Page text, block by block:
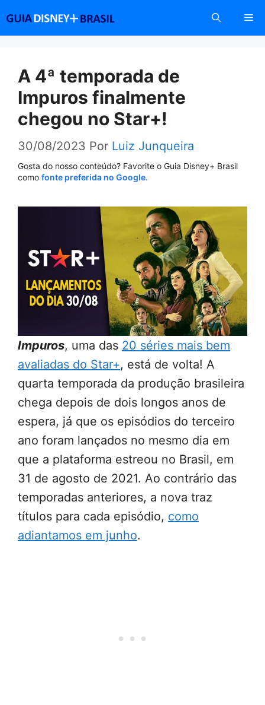
conteúdo
A 4ª temporada de
Impuros finalmente
chegou no Star+!
30/08/2023 Por Luiz Junqueira
Gosta do nosso conteúdo? Favorite o Guia Disney+ Brasil
como fonte preferida no Google.
Impuros, uma das 20 séries mais bem
avaliadas do Star+, está de volta! A
quarta temporada da produção brasileira
chega depois de dois longos anos de
espera, já que os episódios do terceiro
ano foram lançados no mesmo dia em
que a plataforma estreou no Brasil, em
31 de agosto de 2021. Ao contrário das
temporadas anteriores, a nova traz
títulos para cada episódio, como
adiantamos em junho.